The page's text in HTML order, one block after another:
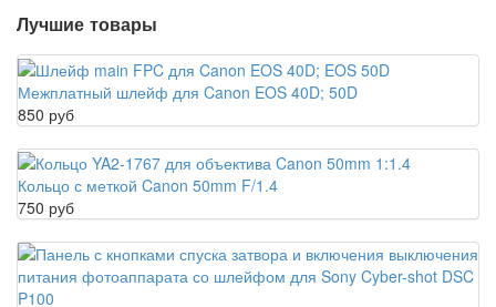
Лучшие товары
Межплатный шлейф для Canon EOS 40D; 50D
850 руб
Кольцо с меткой Canon 50mm F/1.4
750 руб